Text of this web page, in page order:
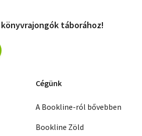
táborához!
Cégünk
A Bookline-ról bővebben
Bookline Zöld